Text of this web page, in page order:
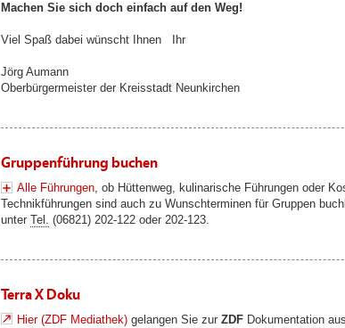
Machen Sie sich doch einfach auf den Weg!
Viel Spaß dabei wünscht Ihnen Ihr
Jörg Aumann
Oberbürgermeister der Kreisstadt Neunkirchen
Gruppenführung buchen
Alle Führungen, ob Hüttenweg, kulinarische Führungen oder
Technikführungen sind auch zu Wunschterminen für Gruppen
unter Tel. (06821) 202-122 oder 202-123.
Terra X Doku
Hier (ZDF Mediathek)gelangen Sie zur ZDF Dokumentation